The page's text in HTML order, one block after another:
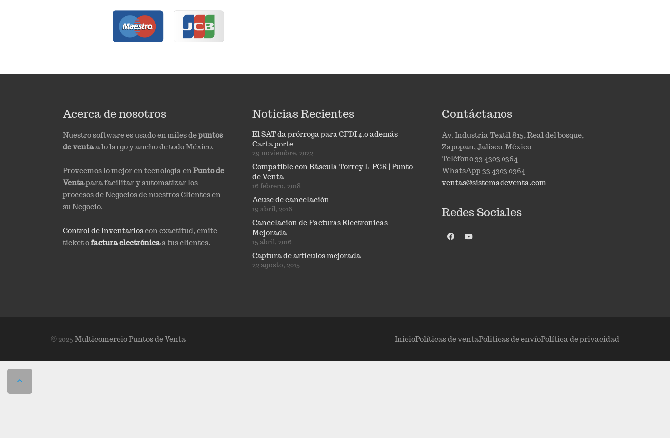
Acerca de nosotros
Nuestro software es usado en miles depuntos
de ventaa lo largo y ancho de todo México.
Proveemos lo mejor en tecnología enPunto de
Ventapara facilitar y automatizar los
procesos de Negocios de nuestros Clientes en
su Negocio.
Control de Inventarioscon exactitud, emite
ticket ofactura electrónicaa tus clientes.
Noticias Recientes
El SAT da prórroga para CFDI 4.0 además
Carta porte
29 noviembre, 2022
Compatible con Báscula Torrey L-PCR | Punto
de Venta
16 febrero, 2018
Acuse de cancelación
19 abril, 2016
Cancelacion de Facturas Electronicas
Mejorada
15 abril, 2016
Captura de artículos mejorada
22 agosto, 2015
Contáctanos
Av. Industria Textil 815, Real del bosque,
Zapopan, Jalisco, México
Teléfono 33 4303 0364
WhatsApp 33 4303 0364
ventas@sistemadeventa.com
Redes Sociales
© 2025 Multicomercio Puntos de Venta InicioPolíticas de ventaPoliticas de envíoPolítica de privacidad